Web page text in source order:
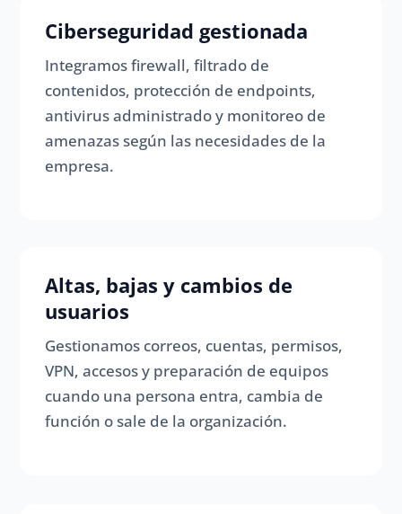
Ciberseguridad gestionada
Integramos firewall, filtrado de
contenidos, protección de endpoints,
antivirus administrado y monitoreo de
amenazas según las necesidades de la
empresa.
Altas, bajas y cambios de
usuarios
Gestionamos correos, cuentas, permisos,
VPN, accesos y preparación de equipos
cuando una persona entra, cambia de
función o sale de la organización.